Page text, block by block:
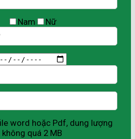
Nam Nữ
word hoặc Pdf, dung lượng
không quá 2 MB